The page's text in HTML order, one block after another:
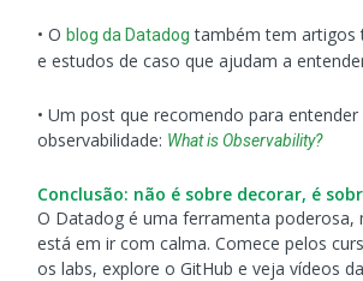
• Oblog da Datadog também tem artigos
e estudos de caso que ajudam a
• Um post que recomendo para entender
observabilidade: What is Observability?
Conclusão: não é sobre decorar, é
O Datadog é uma ferramenta poderosa,
está em ir com calma. Comece pelos
os labs, explore o GitHub e veja vídeos